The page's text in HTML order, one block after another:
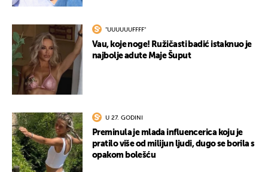
"UUUUUUFFFF"
Vau, koje noge! Ružičasti badić istaknuo je
najbolje adute Maje Šuput
U 27. GODINI
Preminula je mlada influencerica koju je
pratilo više od milijun ljudi, dugo se borila s
opakom bolešću